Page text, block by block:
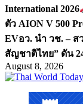
International 2026
ตัว AION V 500
EVอว. นำ วช. –
สัญชาติไทย” ดัน
August 8, 2026